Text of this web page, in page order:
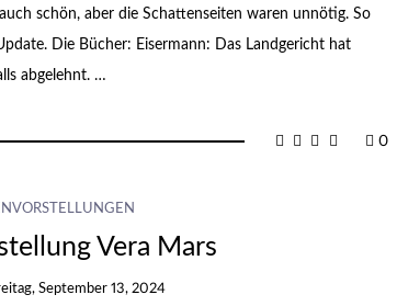
schön, aber die Schattenseiten waren unnötig. So
Die Bücher: Eisermann: Das Landgericht hat
abgelehnt. …
0
Vera Mars
September 13, 2024